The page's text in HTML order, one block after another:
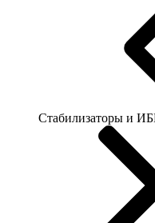
Стабилизаторы и